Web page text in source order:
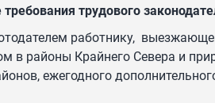
о вахтовом методе
ВЦСПС, Минздрава СССР от
занятым на работах
отдыха (отгулов).
трудового
работнику,
в районы Крайнего Севера и
ежегодного